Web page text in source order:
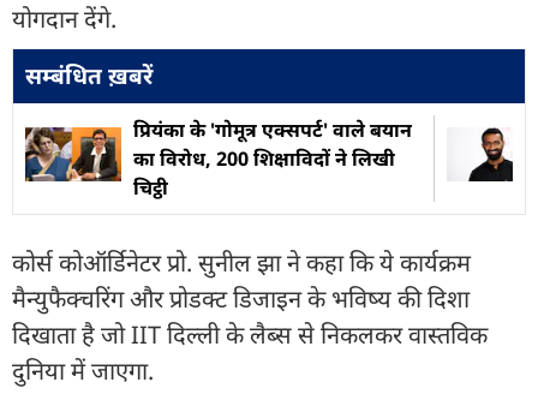
योगदान देंगे.
सम्बंधित ख़बरें
प्र‍ियंका के 'गोमूत्र एक्सपर्ट' वाले बयान
का विरोध, 200 श‍िक्षाव‍िदों ने ल‍िखी
च‍िट्ठी
कोर्स कोऑर्डिनेटर प्रो. सुनील झा ने कहा कि ये कार्यक्रम
मैन्युफैक्चरिंग और प्रोडक्ट डिजाइन के भविष्य की दिशा
दिखाता है जो IIT दिल्ली के लैब्स से निकलकर वास्तविक
दुनिया में जाएगा.